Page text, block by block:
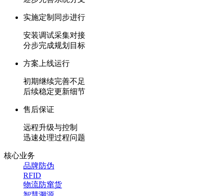
实施定制同步进行
安装调试采集对接
分步完成规划目标
方案上线运行
初期继续完善不足
后续稳定更新细节
售后保证
远程升级与控制
迅速处理过程问题
核心业务
品牌防伪
RFID
物流防窜货